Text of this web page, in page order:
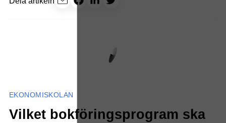
EKONOMISKOLAN
Vilket bokföringsprogram ska